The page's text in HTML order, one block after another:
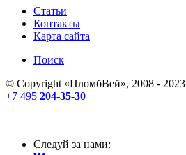
Статьи
Контакты
Карта сайта
Поиск
© Copyright «ПломбВей», 2008 - 2023
+7 495 204-35-30
Следуй за нами: